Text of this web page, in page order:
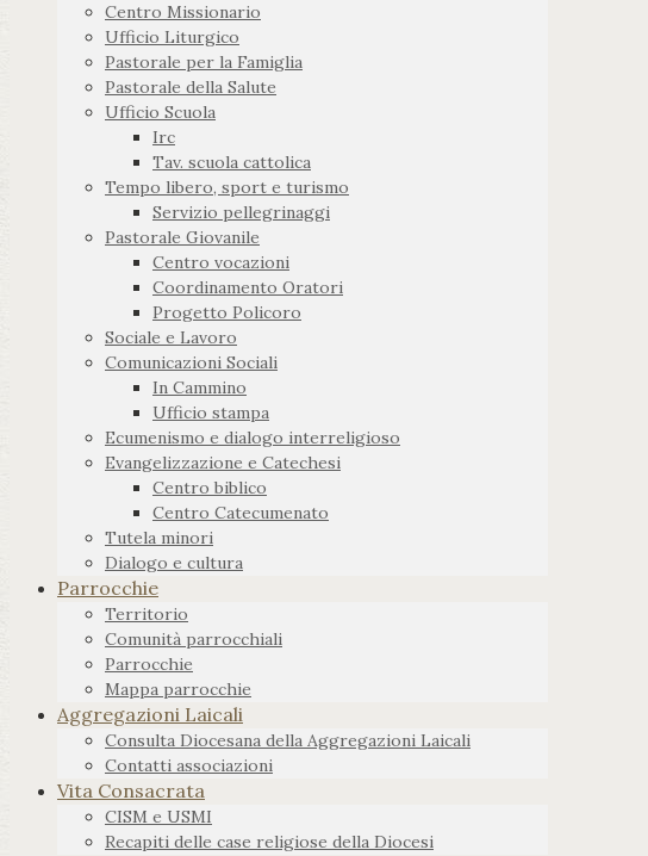
Centro Missionario
Ufficio Liturgico
Pastorale per la Famiglia
Pastorale della Salute
Ufficio Scuola
Irc
Tav. scuola cattolica
Tempo libero, sport e turismo
Servizio pellegrinaggi
Pastorale Giovanile
Centro vocazioni
Coordinamento Oratori
Progetto Policoro
Sociale e Lavoro
Comunicazioni Sociali
In Cammino
Ufficio stampa
Ecumenismo e dialogo interreligioso
Evangelizzazione e Catechesi
Centro biblico
Centro Catecumenato
Tutela minori
Dialogo e cultura
Parrocchie
Territorio
Comunità parrocchiali
Parrocchie
Mappa parrocchie
Aggregazioni Laicali
Consulta Diocesana della Aggregazioni Laicali
Contatti associazioni
Vita Consacrata
CISM e USMI
Recapiti delle case religiose della Diocesi